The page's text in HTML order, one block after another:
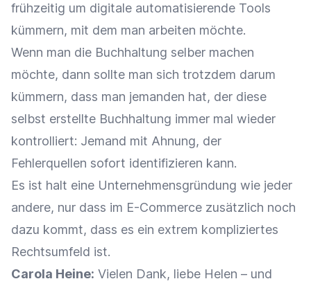
frühzeitig um digitale automatisierende Tools
kümmern, mit dem man arbeiten möchte.
Wenn man die Buchhaltung selber machen
möchte, dann sollte man sich trotzdem darum
kümmern, dass man jemanden hat, der diese
selbst erstellte Buchhaltung immer mal wieder
kontrolliert: Jemand mit Ahnung, der
Fehlerquellen sofort identifizieren kann.
Es ist halt eine Unternehmensgründung wie jeder
andere, nur dass im E-Commerce zusätzlich noch
dazu kommt, dass es ein extrem kompliziertes
Rechtsumfeld ist.
Carola Heine: Vielen Dank, liebe Helen – und